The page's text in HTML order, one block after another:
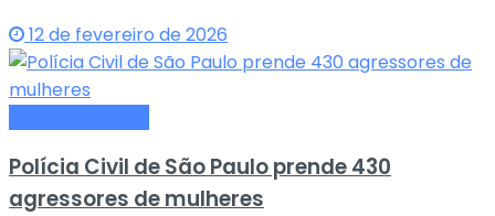
12 de fevereiro de 2026
Polícia Civil de São Paulo prende 430
agressores de mulheres